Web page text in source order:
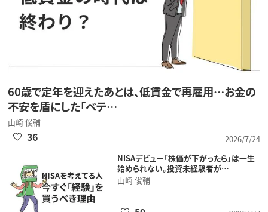
60歳で定年を迎えたあとは、低賃金で再雇用…お金の
不安を盾にした「ベテ…
山崎 俊輔
2026/7/24
36
NISAデビュー「株価が下がったら」は一生
始められない。投資未経験者が…
山崎 俊輔